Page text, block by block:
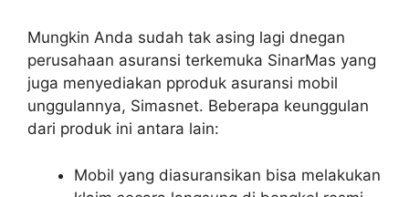
Mungkin Anda sudah tak asing lagi dnegan
perusahaan asuransi terkemuka SinarMas yang
juga menyediakan pproduk asuransi mobil
unggulannya, Simasnet. Beberapa keunggulan
dari produk ini antara lain:
Mobil yang diasuransikan bisa melakukan